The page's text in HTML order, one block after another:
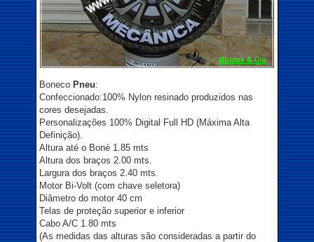
Boneco Pneu:
Confeccionado:100% Nylon resinado produzidos nas
cores desejadas.
Personalizações 100% Digital Full HD (Máxima Alta
Definição).
Altura até o Boné 1.85 mts
Altura dos braços 2.00 mts.
Largura dos braços 2.40 mts.
Motor Bi-Volt (com chave seletora)
Diâmetro do motor 40 cm
Telas de proteção superior e inferior
Cabo A/C 1.80 mts
(As medidas das alturas são consideradas a partir do